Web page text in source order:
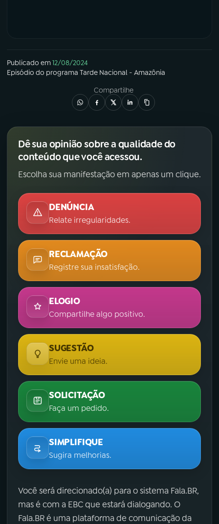
Publicado em12/08/2024
Episódio do programa Tarde Nacional - Amazônia
Compartilhe
Dê sua opinião sobre a qualidade do
conteúdo que você acessou.
Escolha sua manifestação em apenas um clique.
DENÚNCIA
Relate irregularidades.
RECLAMAÇÃO
Registre sua insatisfação.
ELOGIO
Compartilhe algo positivo.
SUGESTÃO
Envie uma ideia.
SOLICITAÇÃO
Faça um pedido.
SIMPLIFIQUE
Sugira melhorias.
Você será direcionado(a) para o sistema Fala.BR,
mas é com a EBC que estará dialogando. O
Fala.BR é uma plataforma de comunicação da